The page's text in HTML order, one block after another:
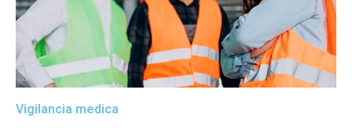
Vigilancia medica